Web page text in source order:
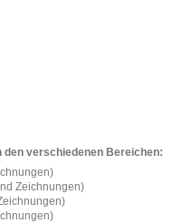
verschiedenen Bereichen:
Zeichnungen)